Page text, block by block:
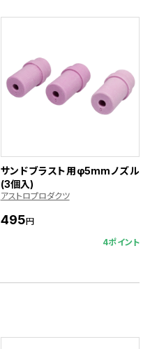
サンドブラスト用φ5mmノズル
(3個入)
アストロプロダクツ
495円
4ポイント